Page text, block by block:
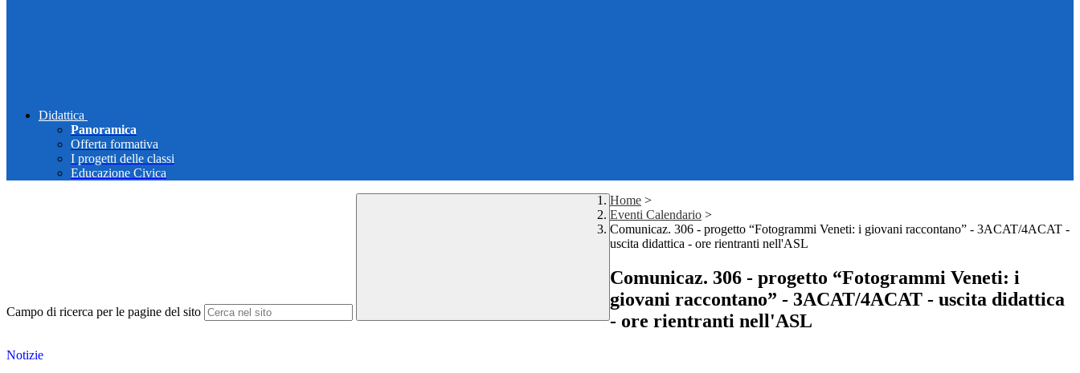
Didattica
Panoramica
Offerta formativa
I progetti delle classi
Educazione Civica
Campo di ricerca per le pagine del sito
Home >
Eventi Calendario >
Comunicaz. 306 - progetto “Fotogrammi Veneti: i giovani raccontano” - 3ACAT/4ACAT -
uscita didattica - ore rientranti nell'ASL
Comunicaz. 306 - progetto “Fotogrammi Veneti: i
giovani raccontano” - 3ACAT/4ACAT - uscita didattica
- ore rientranti nell'ASL
Notizie